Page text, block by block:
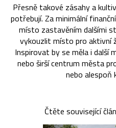
Přesně takové zásahy a
potřebují. Za minimální
místo zastavěním dalšími
vykouzlit místo pro aktivní
Inspirovat by se měla i další
nebo širší centrum města
nebo alespoň
Čtěte související